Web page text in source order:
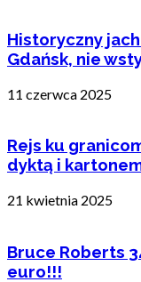
Historyczny
Gdańsk, nie
11 czerwca 2025
Rejs ku
dyktą i
21 kwietnia 2025
Bruce Roberts
euro!!!